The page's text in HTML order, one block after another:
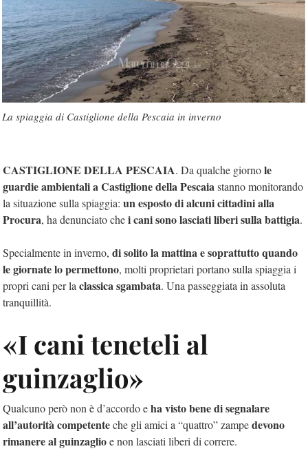
La spiaggia di Castiglione della Pescaia in inverno
CASTIGLIONE DELLA PESCAIA. Da qualche giornole
guardie ambientali a Castiglione della Pescaiastanno monitorando
la situazione sulla spiaggia: un esposto di alcuni cittadini alla
Procura, ha denunciato chei cani sono lasciati liberi sulla battigia.
Specialmente in inverno, di solito la mattina e soprattutto quando
le giornate lo permettono, molti proprietari portano sulla spiaggia i
propri cani per la classica sgambata. Una passeggiata in assoluta
tranquillità.
«I cani teneteli al
guinzaglio»
Qualcuno però non è d’accordo eha visto bene di segnalare
all’autorità competenteche gli amici a “quattro” zampedevono
rimanere al guinzaglioe non lasciati liberi di correre.